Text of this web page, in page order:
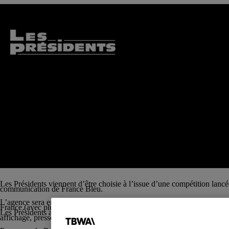
Les Présidents viennent d’être choisie à l’issue d’une compétition
communication de France Bleu.
L’agence sera en charge de renforcer la notoriété et l’image de celle
France (avec plus de 3,4 millions d’auditeurs quotidiens Médiamétrie
Les Présidents assureront l’accompagnement stratégique et la
affichage, presse et comprenant également la communication antenne.